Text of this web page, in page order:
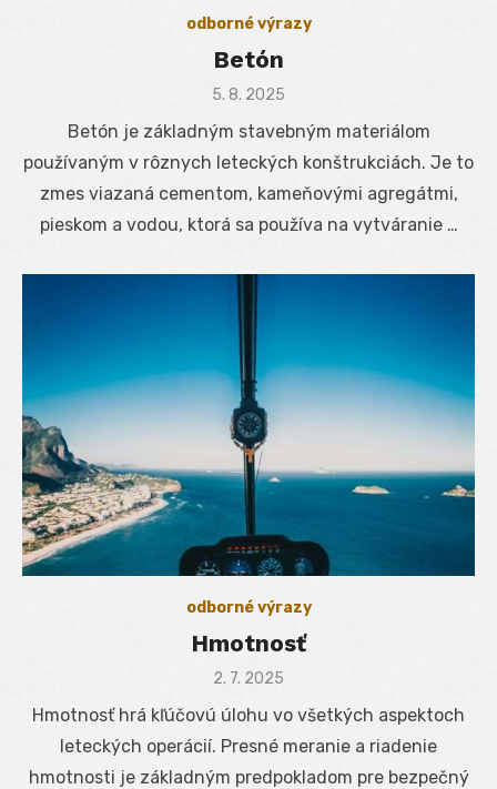
odborné výrazy
Betón
Posted
5. 8. 2025
Betón je základným stavebným materiálom
používaným v rôznych leteckých konštrukciách. Je to
zmes viazaná cementom, kameňovými agregátmi,
pieskom a vodou, ktorá sa používa na vytváranie …
odborné výrazy
Hmotnosť
Posted
2. 7. 2025
Hmotnosť hrá kľúčovú úlohu vo všetkých aspektoch
leteckých operácií. Presné meranie a riadenie
hmotnosti je základným predpokladom pre bezpečný